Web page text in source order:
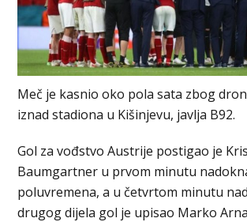
Meč je kasnio oko pola sata zbog
iznad stadiona u Kišinjevu, javlja B92.
Gol za vođstvo Austrije postigao je
Baumgartner u prvom minutu
poluvremena, a u četvrtom minutu
drugog dijela gol je upisao Marko